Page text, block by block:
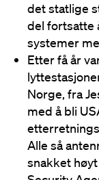
det statlige
del fortsatte
systemer
Etter få år
Norge, fra
med å bli
Alle så
snakket